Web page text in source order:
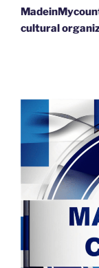
Post
cultural